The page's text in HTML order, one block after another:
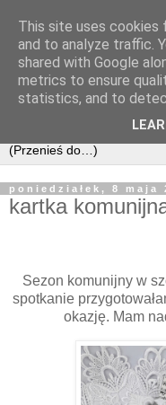
poniedziałek, 8 maja
kartka
Sezon komunijny w
spotkanie
okazję. Mam
This site uses cookies
and to analyze traffic.
shared with Google
metrics to ensure
statistics, and to